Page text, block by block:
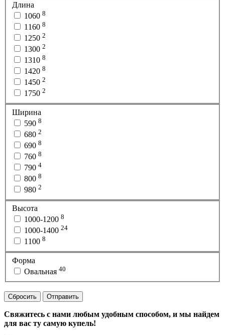
Длина
1060 8
1160 8
1250 2
1300 2
1310 8
1420 8
1450 2
1750 2
Ширина
590 8
680 2
690 8
760 8
790 4
800 8
980 2
Высота
1000-1200 8
1000-1400 24
1100 8
Форма
Овальная 40
Сбросить Отправить
Свяжитесь с нами любым удобным способом, и мы найдем
для вас ту самую купель!